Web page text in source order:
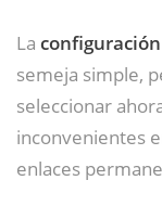
La
semeja simple,
seleccionar
inconvenientes
enlaces